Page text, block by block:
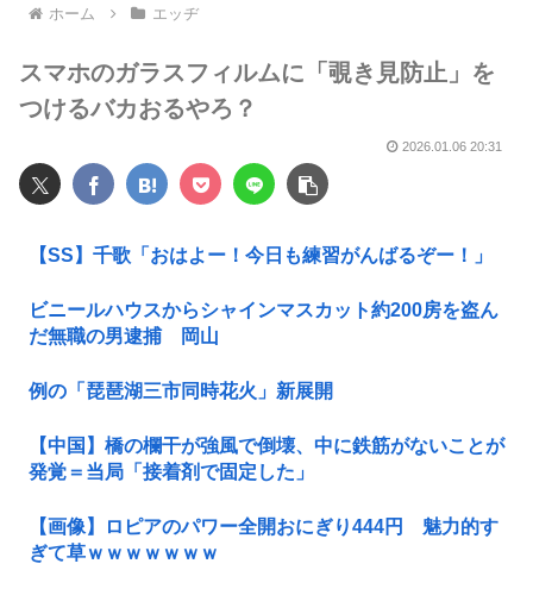
ホーム エッヂ
スマホのガラスフィルムに「覗き見防止」を
つけるバカおるやろ？
2026.01.06 20:31
【SS】千歌「おはよー！今日も練習がんばるぞー！」
ビニールハウスからシャインマスカット約200房を盗ん
だ無職の男逮捕 岡山
例の「琵琶湖三市同時花火」新展開
【中国】橋の欄干が強風で倒壊、中に鉄筋がないことが
発覚＝当局「接着剤で固定した」
【画像】ロピアのパワー全開おにぎり444円 魅力的す
ぎて草ｗｗｗｗｗｗｗ